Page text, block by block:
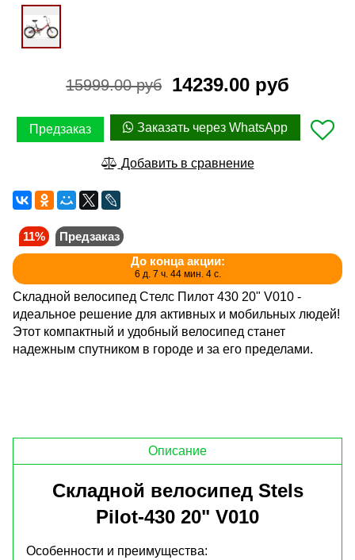
15999.00 руб 14239.00 руб
Предзаказ Заказать через WhatsApp
Добавить в сравнение
11%
Предзаказ
До конца акции:
6 д. 7 ч. 44 мин. 4 с.
Складной велосипед Стелс Пилот 430 20" V010 -
идеальное решение для активных и мобильных людей!
Этот компактный и удобный велосипед станет
надежным спутником в городе и за его пределами.
Описание
Складной велосипед Stels
Pilot-430 20" V010
Особенности и преимущества: